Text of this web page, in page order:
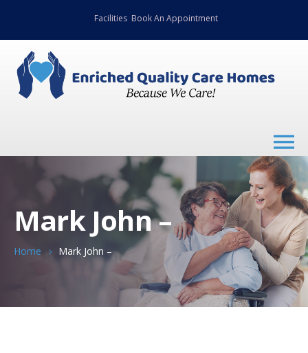
Facilities Book An Appointment
Mark John –
Home Mark John –